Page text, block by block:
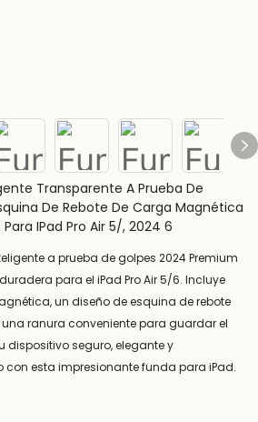
Transparente A Prueba De
De Rebote De Carga Magnética
IPad Pro Air 5/, 2024 6
a prueba de golpes 2024 Premium
para el iPad Pro Air 5/6. Incluye
un diseño de esquina de rebote
ranura conveniente para guardar el
dispositivo seguro, elegante y
esta impresionante funda para iPad.